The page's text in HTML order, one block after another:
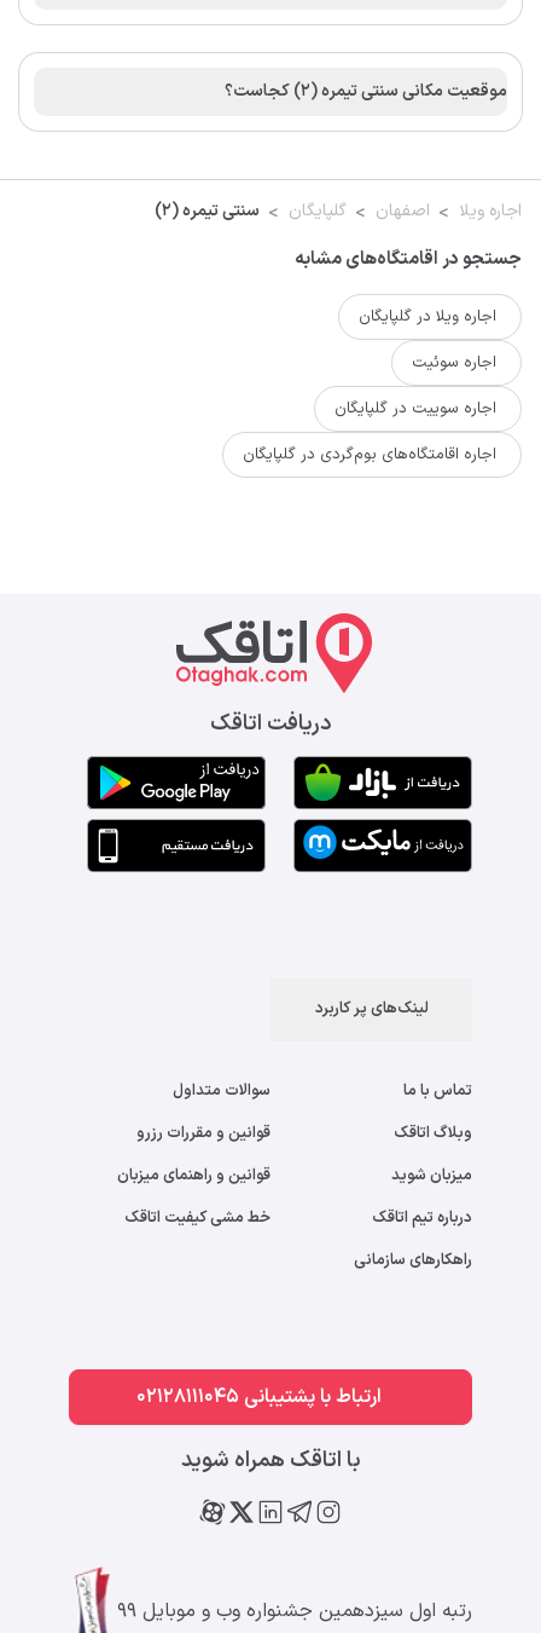
موقعیت مکانی سنتی تیمره (2) کجاست؟
اجاره ویلا اصفهان گلپایگان سنتی تیمره (2)
جستجو در اقامتگاه‌های مشابه
اجاره ویلا در گلپایگان
اجاره سوئیت
اجاره سوییت در گلپایگان
اجاره اقامتگاه‌های بوم‌گردی در گلپایگان
دریافت اتاقک
لینک‌های پر کاربرد
تماس با ما
وبلاگ اتاقک
میزبان شوید
درباره تیم اتاقک
راهکارهای سازمانی
سوالات متداول
قوانین و مقررات رزرو
قوانین و راهنمای میزبان
خط مشی کیفیت اتاقک
ارتباط با پشتیبانی 02128111045
با اتاقک همراه شوید
رتبه اول سیزدهمین جشنواره وب و موبایل ۹۹